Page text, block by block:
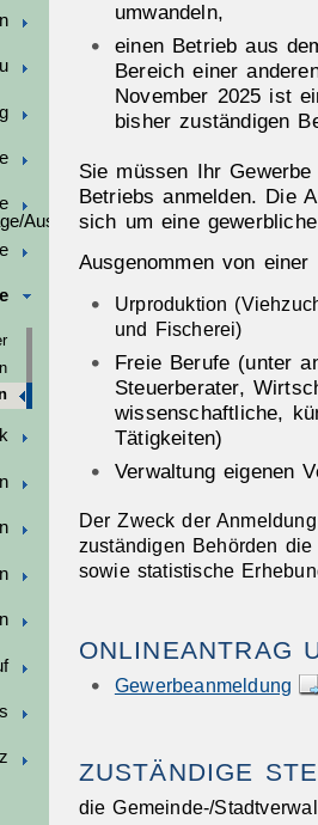
Ausschreibungen
umwandeln,
einen Betrieb aus
Bereich einer
November 2025 ist
bisher zuständigen
Sie müssen Ihr
Betriebs anmelden. Die
sich um eine
Ausgenommen von
Urproduktion
und Fischerei)
Freie Berufe (unter
Steuerberater,
wissenschaftliche,
Tätigkeiten)
Verwaltung eigenen
Der Zweck der
zuständigen Behörden
sowie statistische
ONLINEANTRAG
Gewerbeanmeldung
ZUSTÄNDIGE
die Gemeinde-/